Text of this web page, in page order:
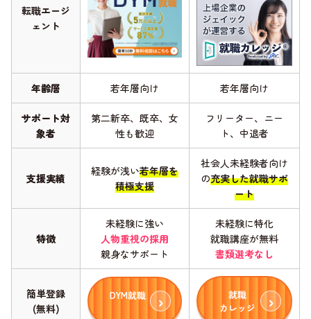
転職エージ
ェント
年齢層 若年層向け 若年層向け
サポート対
象者
第二新卒、既卒、女
性も歓迎
フリーター、ニー
ト、中退者
支援実績
経験が浅い若年層を
積極支援
社会人未経験者向け
の充実した就職サポ
ート
特徴
未経験に強い
人物重視の採用
親身なサポート
未経験に特化
就職講座が無料
書類選考なし
簡単登録
(無料)
DYM就職
就職
カレッジ